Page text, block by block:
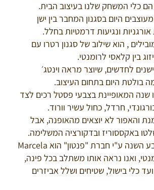
הם כלי המשחק שלנו בעיצוב הבית.
היום בסגנון המחבר בין ישן
ונגיעות דרמטיות בחלל.
, הוא שילוב של סגנון רטרו עם
בין קלאסי לרומנטי.
לחדשים, שיוצר מראה וינטג׳
בולטת היום בתחום העיצוב.
שנה המאופיינת בצבעי פסטל רכים לצד
חרדל, כחול עשיר וורוד.
והאפור לא יוצאים מהאופנה, אבל
באקססוריז ובדקורציה המשלימה.
הצבע שנבחר לצבע השנה ע"י חברת "פנטון" הוא Marcela
ואנו נראה אותו משתלב בכל פינה,
כלי בישול, שטיחים ושלל אביזרים